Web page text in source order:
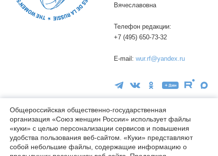
Вячеславовна
Телефон редакции:
+7 (495) 650-73-32
E-mail: wur.rf@yandex.ru
16+
© wuor.ru Использование материалов сайта разрешается только
при указании ссылки на источник
Общероссийская общественно-государственная
организация «Союз женщин России» использует файлы
«куки» с целью персонализации сервисов и повышения
удобства пользования веб-сайтом. «Куки» представляют
собой небольшие файлы, содержащие информацию о